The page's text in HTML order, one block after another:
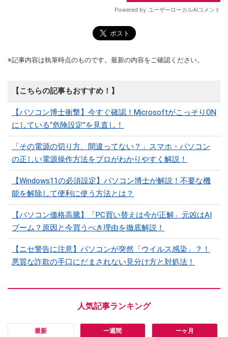
※記事内容は執筆時点のものです。最新の内容をご確認ください。
【こちらの記事もおすすめ！】
【パソコン博士衝撃】今すぐ確認！MicrosoftがこっそりON
にしている“危険設定”を見直し！
「その電源の切り方、間違ってない？」スマホ・パソコン
の正しい電源操作方法をプロがわかりやすく解説！
【Windows11の必須設定】パソコン博士が解説！不要な機
能を解除して便利に使う方法とは？
【パソコン価格高騰】「PC買い替えは今が正解」元凶はAI
ブーム？原因と今買うべき理由を徹底解説！
【ニセ警告に注意】パソコンが突然「ウイルス感染」？！
悪質な詐欺の手口にだまされない見分け方と対処法！
最新 一週間 一ヶ月